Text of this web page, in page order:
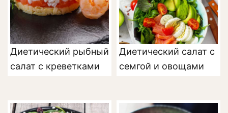
Диетический рыбный
салат с креветками
Диетический салат с
семгой и овощами